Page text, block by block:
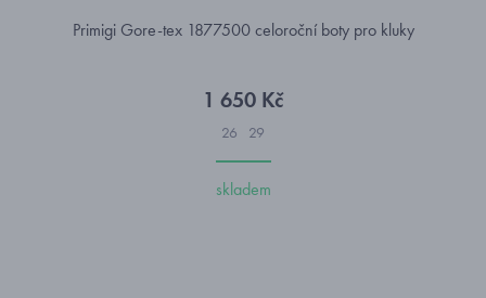
Primigi Gore-tex 1877500 celoroční boty pro kluky
1 650 Kč
26 29
skladem